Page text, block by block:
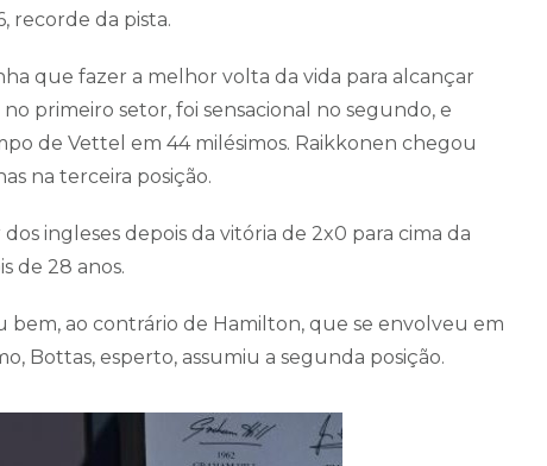
recorde da pista.
que fazer a melhor volta da vida para alcançar
primeiro setor, foi sensacional no segundo, e
de Vettel em 44 milésimos. Raikkonen chegou
na terceira posição.
ingleses depois da vitória de 2x0 para cima da
de 28 anos.
bem, ao contrário de Hamilton, que se envolveu em
Bottas, esperto, assumiu a segunda posição.